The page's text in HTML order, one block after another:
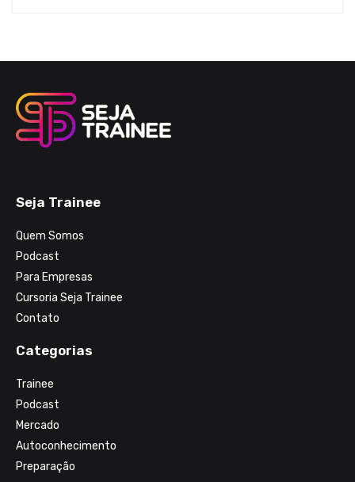
Seja Trainee
Quem Somos
Podcast
Para Empresas
Cursoria Seja Trainee
Contato
Categorias
Trainee
Podcast
Mercado
Autoconhecimento
Preparação